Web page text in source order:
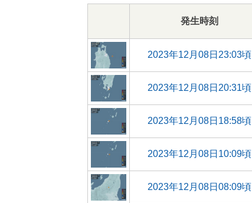
発生時刻
2023年12月08日23:03頃
2023年12月08日20:31頃
2023年12月08日18:58頃
2023年12月08日10:09頃
2023年12月08日08:09頃